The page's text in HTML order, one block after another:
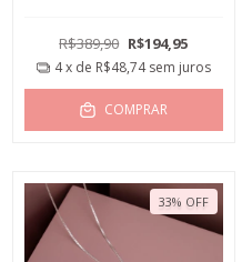
R$389,90 R$194,95
4x de R$48,74 sem juros
COMPRAR
33% OFF